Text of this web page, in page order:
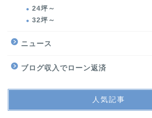
24坪～
32坪～
ニュース
ブログ収入でローン返済
人気記事